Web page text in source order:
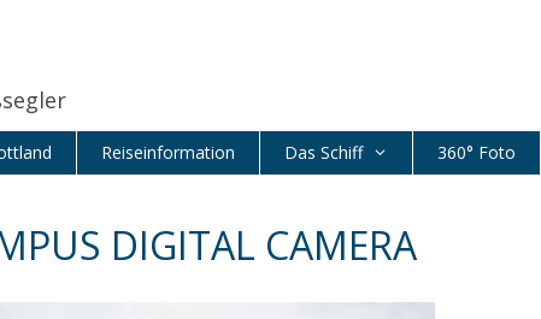
Reiseinformation Das Schiff 360° Foto
DIGITAL CAMERA